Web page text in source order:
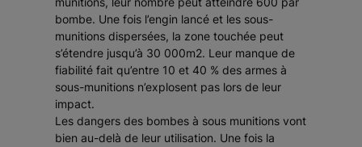
bombe. Une fois l’engin lancé et les sous-
munitions dispersées, la zone touchée peut
s’étendre jusqu’à 30 000m2. Leur manque de
fiabilité fait qu’entre 10 et 40 % des armes à
sous-munitions n’explosent pas lors de leur
impact.
Les dangers des bombes à sous munitions vont
bien au-delà de leur utilisation. Une fois la